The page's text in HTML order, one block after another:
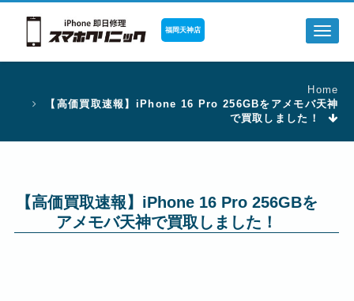
Toggle
福岡天神店
Home
【高価買取速報】iPhone 16 Pro 256GBをアメモバ天神
で買取しました！
【高価買取速報】iPhone 16 Pro 256GBを
アメモバ天神で買取しました！